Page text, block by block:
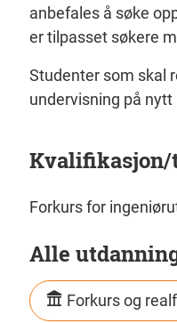
anbefales å søke
er tilpasset søkere
Studenter som skal
undervisning på
Forkurs for
Alle
Forkurs og